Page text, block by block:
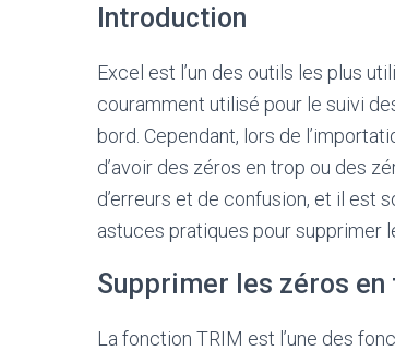
Introduction
Excel est l’un des outils les plus
couramment utilisé pour le suivi
bord. Cependant, lors de
d’avoir des zéros en trop ou des
d’erreurs et de confusion, et il est
astuces pratiques pour supprimer
Supprimer les zéros en
La fonction TRIM est l’une des